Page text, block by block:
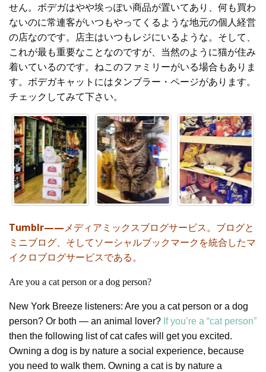
せん。ボデガはやや埃っぽい商品が置いてあり、何も買わ
ないのに常連客がいつもやってくるような地元の個人経営
の店なのです。店主はいつもレジにいるような。そして、
これが最も重要なことなのですが、当然のように猫が住み
着いているのです。ねこのファミリーがいる場合もありま
す。ボデガキャットにはタンブラー・ページがあります。
チェックしてみて下さい。
Tumblr——メディアミックスブログサービス。ブログと
ミニブログ、そしてソーシャルブックマークを統合したマ
イクロブログサービスである。
Are you a cat person or a dog person?
New York Breeze listeners: Are you a cat person or a dog
person? Or both — an animal lover? If you’re a “cat person”
then the following list of cat cafes will get you excited.
Owning a dog is by nature a social experience, because
you need to walk them. Owning a cat is by nature a